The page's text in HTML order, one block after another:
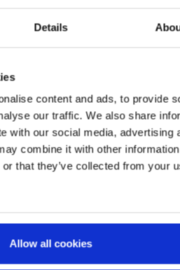
Details
content and ads, to provide
our traffic. We also share
with our social media, advertising
combine it with other
that they’ve collected from your
Allow all cookies
Ref: 2100005125